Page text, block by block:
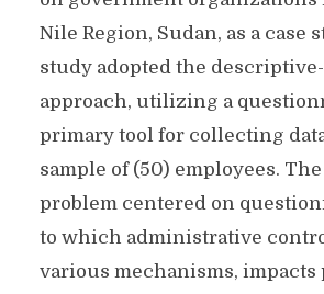
Nile Region, Sudan, as a case
study adopted the
approach, utilizing a
primary tool for collecting
sample of (50) employees.
problem centered on
to which administrative
various mechanisms, impacts